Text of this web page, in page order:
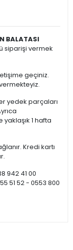
BALATASI
siparişi vermek
geçiniz.
yedek parçaları
1 hafta
Kredi kartı
942 41 00
51 52 - 0553 800